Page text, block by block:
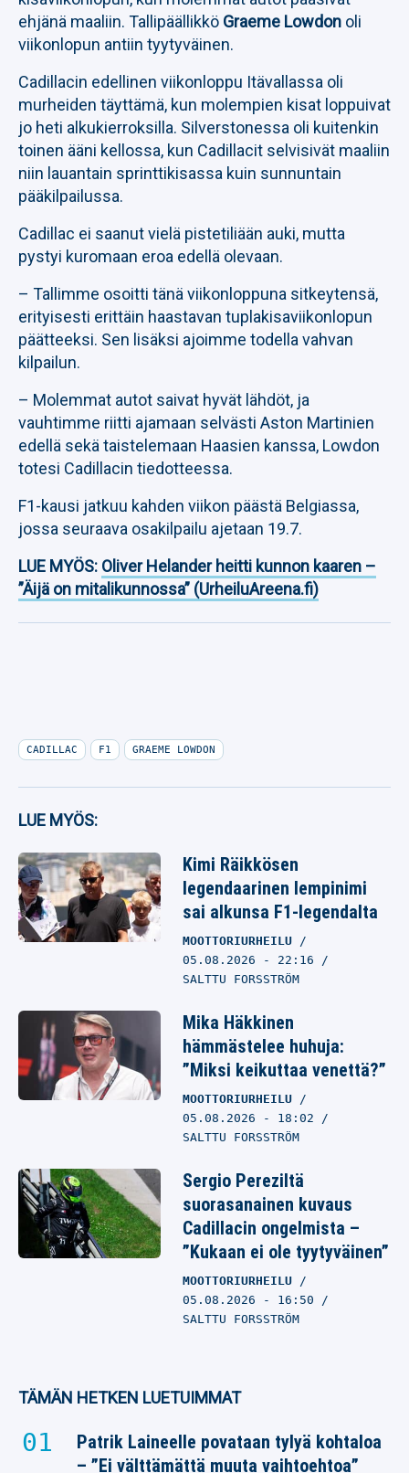
ehjänä maaliin. Tallipäällikkö Graeme Lowdon oli
viikonlopun antiin tyytyväinen.
Cadillacin edellinen viikonloppu Itävallassa oli
murheiden täyttämä, kun molempien kisat loppuivat
jo heti alkukierroksilla. Silverstonessa oli kuitenkin
toinen ääni kellossa, kun Cadillacit selvisivät maaliin
niin lauantain sprinttikisassa kuin sunnuntain
pääkilpailussa.
Cadillac ei saanut vielä pistetiliään auki, mutta
pystyi kuromaan eroa edellä olevaan.
– Tallimme osoitti tänä viikonloppuna sitkeytensä,
erityisesti erittäin haastavan tuplakisaviikonlopun
päätteeksi. Sen lisäksi ajoimme todella vahvan
kilpailun.
– Molemmat autot saivat hyvät lähdöt, ja
vauhtimme riitti ajamaan selvästi Aston Martinien
edellä sekä taistelemaan Haasien kanssa, Lowdon
totesi Cadillacin tiedotteessa.
F1-kausi jatkuu kahden viikon päästä Belgiassa,
jossa seuraava osakilpailu ajetaan 19.7.
LUE MYÖS: Oliver Helander heitti kunnon kaaren –
”Äijä on mitalikunnossa” (UrheiluAreena.fi)
CADILLAC F1 GRAEME LOWDON
LUE MYÖS:
Kimi Räikkösen
legendaarinen lempinimi
sai alkunsa F1-legendalta
MOOTTORIURHEILU
05.08.2026 - 22:16
SALTTU FORSSTRÖM
Mika Häkkinen
hämmästelee huhuja:
”Miksi keikuttaa venettä?”
MOOTTORIURHEILU
05.08.2026 - 18:02
SALTTU FORSSTRÖM
Sergio Pereziltä
suorasanainen kuvaus
Cadillacin ongelmista –
”Kukaan ei ole tyytyväinen”
MOOTTORIURHEILU
05.08.2026 - 16:50
SALTTU FORSSTRÖM
TÄMÄN HETKEN LUETUIMMAT
Patrik Laineelle povataan tylyä kohtaloa
– ”Ei välttämättä muuta vaihtoehtoa”